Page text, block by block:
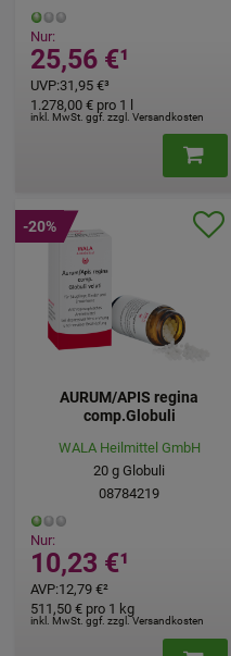
Nur:
25,56 €¹
UVP:31,95 €³
inkl. MwSt. ggf. zzgl. Versandkosten
1.278,00 € pro 1 l
AURUM/APIS regina
comp.Globuli
WALA Heilmittel GmbH
20 g Globuli
08784219
Nur:
10,23 €¹
AVP:12,79 €²
inkl. MwSt. ggf. zzgl. Versandkosten
511,50 € pro 1 kg
-20%